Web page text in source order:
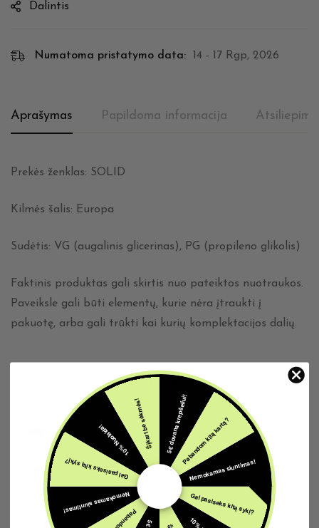
Dalintis
Numatoma pristatymo data: 14 - 17 Rgp, 2026
Aprašymas Papildoma informacija
Prekės ženklas: SOLID
Kilmės šalis: Europa
Sudėtis: VG (augalinis glicerinas), PG (propileno glikolis)
Faktinis produktas gali skirtis nuo pateiktos nuotraukos.
Paveiksle gali būti elementų, kurie nėra įtraukti į
pakuotę, arba gali trūkti kai kurių komplektacijos dalių.
Susijusios prekės
IŠPARDUOTA
5€ dovana krepšeliui!Pabandom kitą kartą?
Nemokamas siuntimas!
Gal pasiseks kitą sykį?
Nemokamas siuntimas!
Gal pasiseks kitą sykį?
10% Nuolaida!Šįkart be sėkmės!